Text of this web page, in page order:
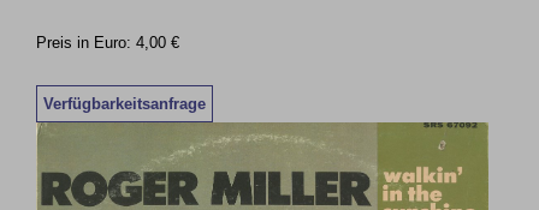
Preis in Euro: 4,00 €
Verfügbarkeitsanfrage